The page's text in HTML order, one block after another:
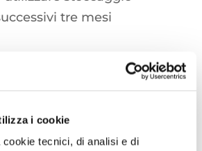
i cookie
tecnici, di analisi e di
tre mesi
sulle posizioni
delle
osservata sulla